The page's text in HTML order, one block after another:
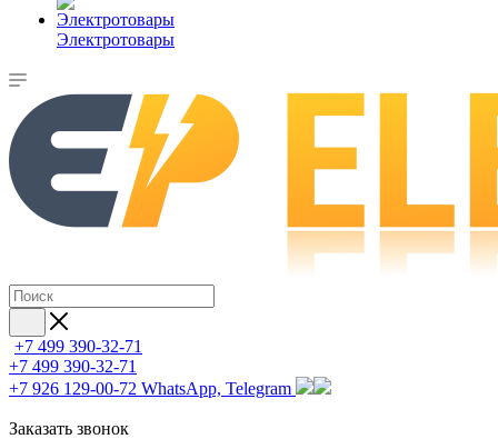
Электротовары
+7 499 390-32-71
+7 499 390-32-71
+7 926 129-00-72 WhatsApp, Telegram
Заказать звонок